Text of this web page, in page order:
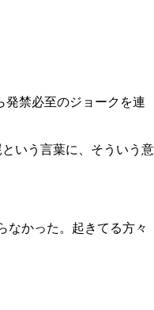
発禁必至のジョークを連
いう言葉に、そういう意
なかった。起きてる方々